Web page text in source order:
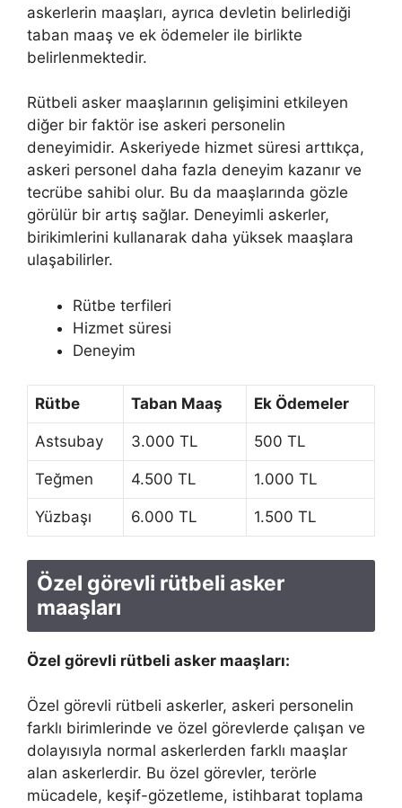
askerlerin maaşları, ayrıca devletin belirlediği
taban maaş ve ek ödemeler ile birlikte
belirlenmektedir.
Rütbeli asker maaşlarının gelişimini etkileyen
diğer bir faktör ise askeri personelin
deneyimidir. Askeriyede hizmet süresi arttıkça,
askeri personel daha fazla deneyim kazanır ve
tecrübe sahibi olur. Bu da maaşlarında gözle
görülür bir artış sağlar. Deneyimli askerler,
birikimlerini kullanarak daha yüksek maaşlara
ulaşabilirler.
Rütbe terfileri
Hizmet süresi
Deneyim
Rütbe Taban Maaş Ek Ödemeler
Astsubay 3.000 TL 500 TL
Teğmen 4.500 TL 1.000 TL
Yüzbaşı 6.000 TL 1.500 TL
Özel görevli rütbeli asker
maaşları
Özel görevli rütbeli asker maaşları:
Özel görevli rütbeli askerler, askeri personelin
farklı birimlerinde ve özel görevlerde çalışan ve
dolayısıyla normal askerlerden farklı maaşlar
alan askerlerdir. Bu özel görevler, terörle
mücadele, keşif-gözetleme, istihbarat toplama